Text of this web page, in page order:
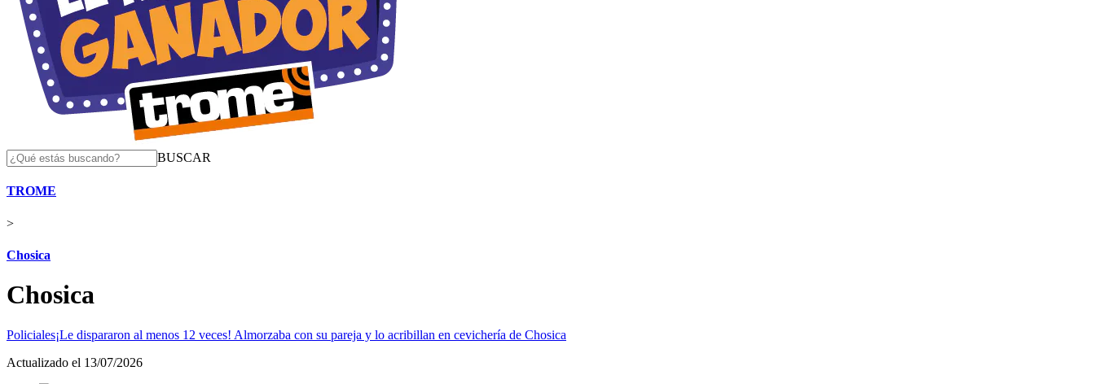
BUSCAR
TROME
>
Chosica
Chosica
Policiales¡Le dispararon al menos 12 veces! Almorzaba con su pareja y lo acribillan en cevichería de Chosica
Actualizado el 13/07/2026